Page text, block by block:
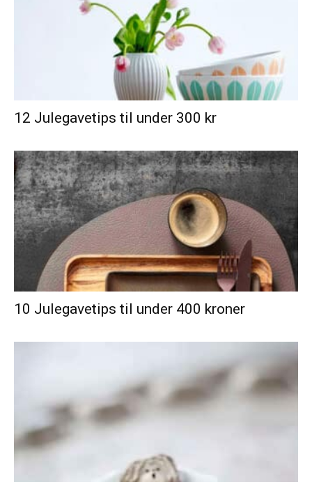
12 Julegavetips til under 300 kr
10 Julegavetips til under 400 kroner